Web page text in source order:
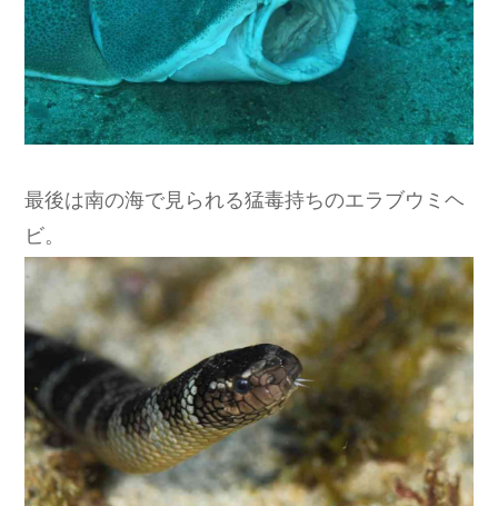
最後は南の海で見られる猛毒持ちのエラブウミヘ
ビ。